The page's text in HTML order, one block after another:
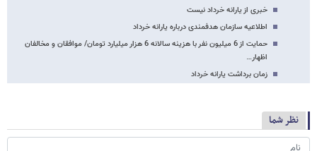
خبری از یارانه خرداد نیست
اطلاعیه سازمان هدفمندی درباره یارانه خرداد
حمایت از 6 میلیون نفر با هزینه سالانه 6 هزار میلیارد تومان/ موافقان و مخالفان
اظهار…
زمان برداشت یارانه خرداد
نظر شما